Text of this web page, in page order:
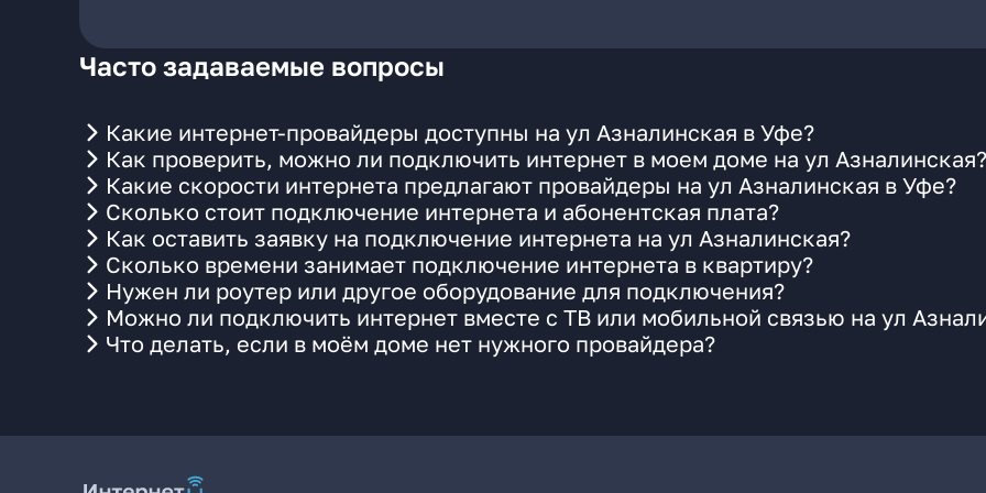
Часто задаваемые вопросы
Какие интернет-провайдеры доступны на ул Азналинская в Уфе?
Как проверить, можно ли подключить интернет в моем доме на ул Азналинская?
Какие скорости интернета предлагают провайдеры на ул Азналинская в Уфе?
Сколько стоит подключение интернета и абонентская плата?
Как оставить заявку на подключение интернета на ул Азналинская?
Сколько времени занимает подключение интернета в квартиру?
Нужен ли роутер или другое оборудование для подключения?
Можно ли подключить интернет вместе с ТВ или мобильной связью на ул
Что делать, если в моём доме нет нужного провайдера?